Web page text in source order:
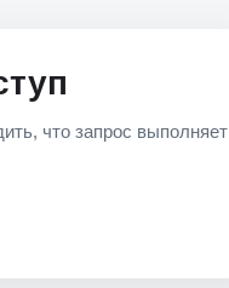
что запрос выполняет